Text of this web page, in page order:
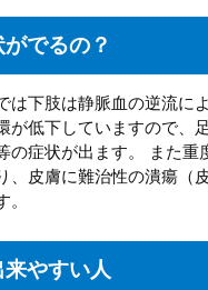
でるの？
は下肢は静脈血の逆流に
が低下していますので、
の症状が出ます。 また重
、皮膚に難治性の潰瘍（
やすい人